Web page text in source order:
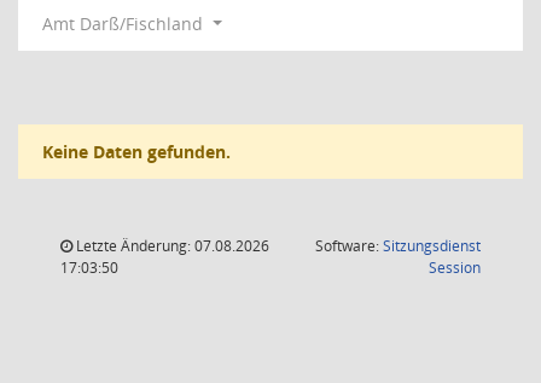
Amt Darß/Fischland
Keine Daten gefunden.
Letzte Änderung: 07.08.2026
17:03:50
Software:Sitzungsdienst
Session(Wird in